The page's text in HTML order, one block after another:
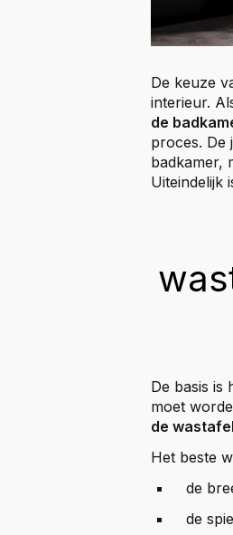
De keuze
interieur.
de
proces. De
badkamer,
Uiteindelijk
De basis is
moet
de wastafel
Het beste
de
de